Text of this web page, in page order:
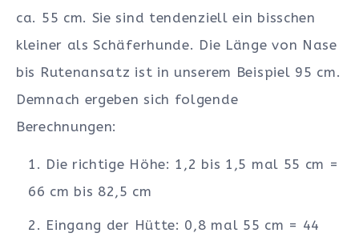
ca. 55 cm. Sie sind tendenziell ein bisschen
kleiner als Schäferhunde. Die Länge von Nase
bis Rutenansatz ist in unserem Beispiel 95 cm.
Demnach ergeben sich folgende
Berechnungen:
Die richtige Höhe: 1,2 bis 1,5 mal 55 cm =
66 cm bis 82,5 cm
Eingang der Hütte: 0,8 mal 55 cm = 44